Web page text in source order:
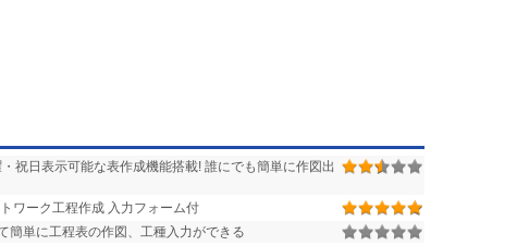
祝日表示可能な表作成機能搭載! 誰にでも簡単に作図出
ワーク工程作成 入力フォーム付
簡単に工程表の作図、工種入力ができる